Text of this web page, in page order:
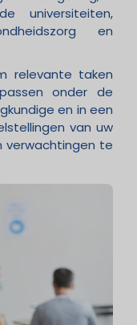
universiteiten,
en
relevante taken
onder de
en in een
van uw
verwachtingen te